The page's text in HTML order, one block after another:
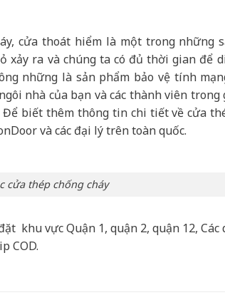
cửa thoát hiểm là một trong những
xảy ra và chúng ta có đủ thời gian để
những là sản phẩm bảo vệ tính
nhà của bạn và các thành viên
biết thêm thông tin chi tiết về cửa
và các đại lý trên toàn quốc.
cửa thép chống cháy
khu vực Quận 1, quận 2, quận 12,
COD.